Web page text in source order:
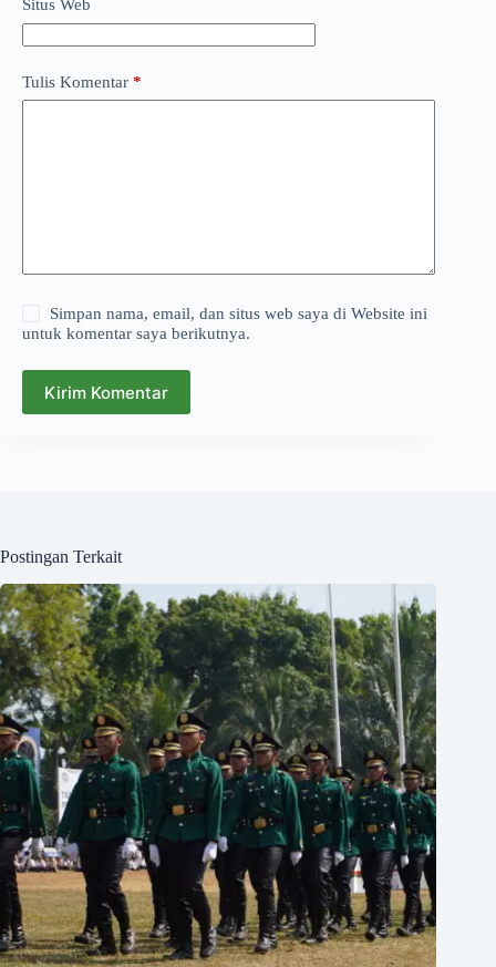
Situs Web
Tulis Komentar *
Simpan nama, email, dan situs web saya di Website ini
untuk komentar saya berikutnya.
Kirim Komentar
Postingan Terkait